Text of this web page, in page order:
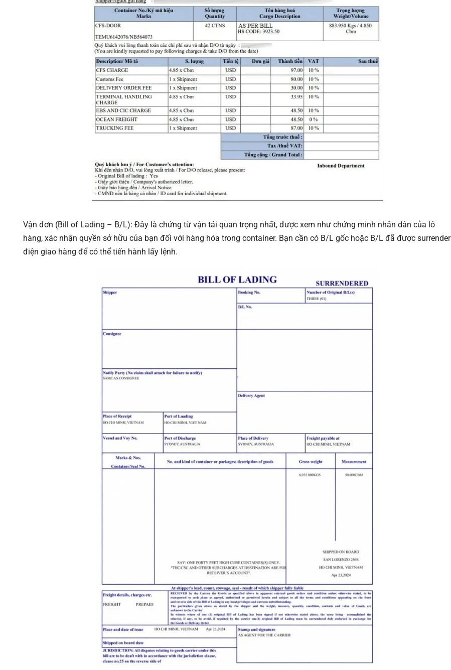
Vận đơn (Bill of Lading – B/L): Đây là chứng từ vận tải quan trọng nhất, được xem như chứng minh nhân dân của lô
hàng, xác nhận quyền sở hữu của bạn đối với hàng hóa trong container. Bạn cần có B/L gốc hoặc B/L đã được surrender
điện giao hàng để có thể tiến hành lấy lệnh.